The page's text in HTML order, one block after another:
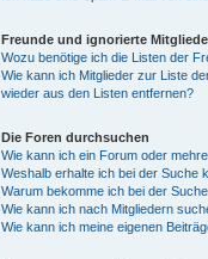
Freunde und ignorierte
Wozu benötige ich die Listen der
Wie kann ich Mitglieder zur Liste
wieder aus den Listen entfernen?
Die Foren durchsuchen
Wie kann ich ein Forum oder
Weshalb erhalte ich bei der Suche
Warum bekomme ich bei der
Wie kann ich nach Mitgliedern
Wie kann ich meine eigenen